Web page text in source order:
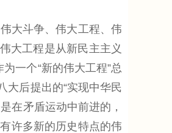
大斗争、伟大工程、伟
大工程是从新民主主义
一个“新的伟大工程”总
大后提出的“实现中华民
在矛盾运动中前进的，
许多新的历史特点的伟